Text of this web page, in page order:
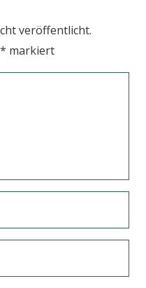
veröffentlicht.
* markiert